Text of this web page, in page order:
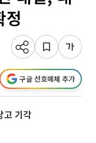
정
구글 선호매체 추가
고 기각